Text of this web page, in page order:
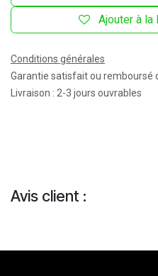
Ajouter à
Conditions générales
Garantie satisfait ou remboursé
Livraison : 2-3 jours ouvrables
Avis client :